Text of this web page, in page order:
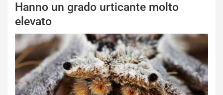
Hanno un grado urticante molto
elevato